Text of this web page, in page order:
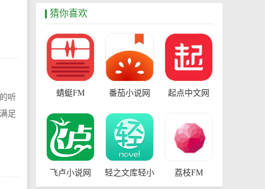
听
足
猜你喜欢
蜻蜓FM 番茄小说网 起点中文网
飞卢小说网 轻之文库轻小 荔枝FM